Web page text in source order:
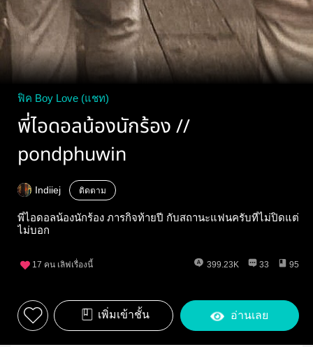
ฟิค Boy Love (แชท)
พี่ไอดอลน้องนักร้อง //
pondphuwin
Indiiej ติดตาม
พี่ไอดอลน้องนักร้อง ภารกิจท้ายปี กับสถานะแฟนครับที่ไม่ปิดแต่
ไม่บอก
17 คน เลิฟเรื่องนี้ 399.23K 33 95
เพิ่มเข้าชั้น อ่านเลย